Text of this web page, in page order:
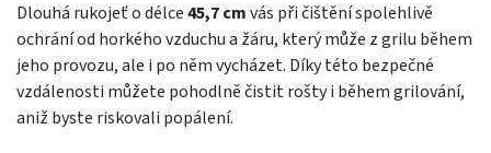
Dlouhá rukojeť o délce45,7 cmvás při čištění spolehlivě
ochrání od horkého vzduchu a žáru, který může z grilu během
jeho provozu, ale i po něm vycházet. Díky této bezpečné
vzdálenosti můžete pohodlně čistit rošty i během grilování,
aniž byste riskovali popálení.